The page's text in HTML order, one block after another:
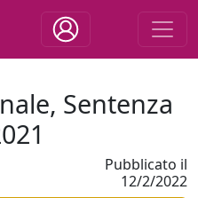
Sentenza
Pubblicato il
12/2/2022